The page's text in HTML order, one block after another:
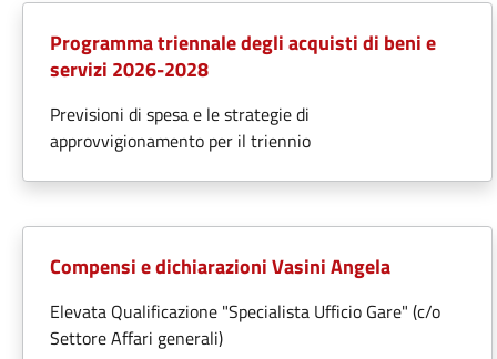
Programma triennale degli acquisti di beni e
servizi 2026-2028
Previsioni di spesa e le strategie di
approvvigionamento per il triennio
Compensi e dichiarazioni Vasini Angela
Elevata Qualificazione "Specialista Ufficio Gare" (c/o
Settore Affari generali)